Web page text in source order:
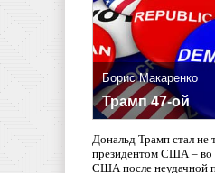
Борис Макаренко
Трамп 47-ой
Дональд Трамп стал
президентом США – во
США после неудачной